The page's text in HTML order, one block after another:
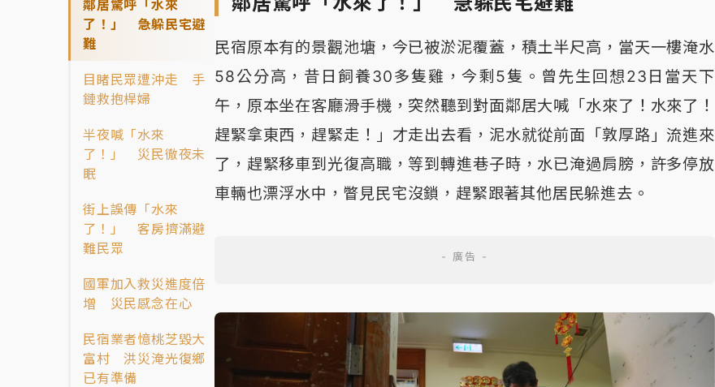
鄰居驚呼「水來
了！」 急躲民宅避
難
目睹民眾遭沖走 手
鏈救抱桿婦
半夜喊「水來
了！」 災民徹夜未
眠
街上誤傳「水來
了！」 客房擠滿避
難民眾
國軍加入救災進度倍
增 災民感念在心
民宿業者憶桃芝毀大
富村 洪災淹光復鄉
已有準備
民宿原本有的景觀池塘，今已被淤泥覆蓋，積土半尺高，當天一樓淹水
58公分高，昔日飼養30多隻雞，今剩5隻。曾先生回想23日當天下
午，原本坐在客廳滑手機，突然聽到對面鄰居大喊「水來了！水來了！
趕緊拿東西，趕緊走！」才走出去看，泥水就從前面「敦厚路」流進來
了，趕緊移車到光復高職，等到轉進巷子時，水已淹過肩膀，許多停放
車輛也漂浮水中，瞥見民宅沒鎖，趕緊跟著其他居民躲進去。